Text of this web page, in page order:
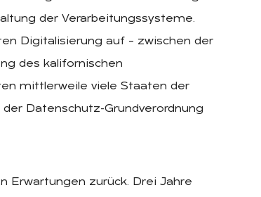
der Verarbeitungssysteme.
Digitalisierung auf – zwischen der
des kalifornischen
mittlerweile viele Staaten der
Datenschutz-Grundverordnung
Erwartungen zurück. Drei Jahre